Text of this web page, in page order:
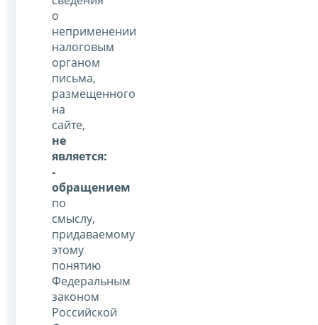
о
неприменении
налоговым
органом
письма,
размещенного
на
сайте,
не
является:
-
обращением
по
смыслу,
придаваемому
этому
понятию
Федеральным
законом
Российской